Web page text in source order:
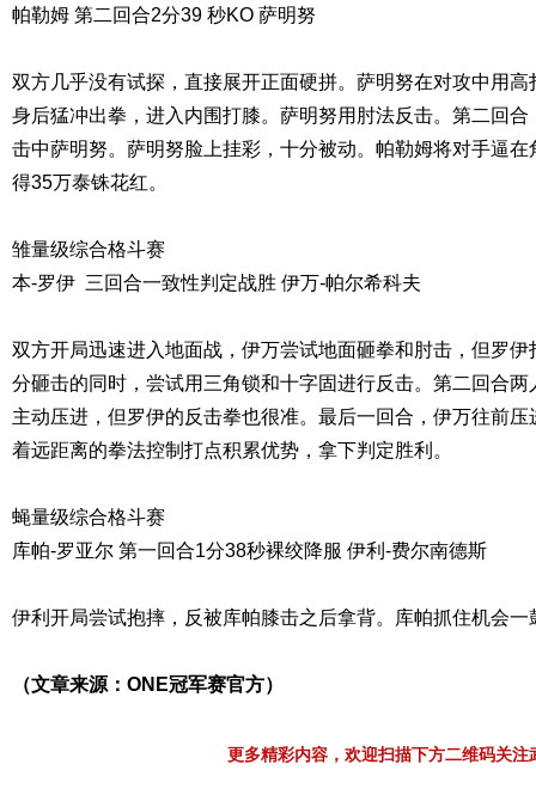
帕勒姆 第二回合2分39 秒KO 萨明努
双方几乎没有试探，直接展开正面硬拼。萨明努在对攻中用
身后猛冲出拳，进入内围打膝。萨明努用肘法反击。第二回
击中萨明努。萨明努脸上挂彩，十分被动。帕勒姆将对手逼
得35万泰铢花红。
雏量级综合格斗赛
本-罗伊 三回合一致性判定战胜 伊万-帕尔希科夫
双方开局迅速进入地面战，伊万尝试地面砸拳和肘击，但罗
分砸击的同时，尝试用三角锁和十字固进行反击。第二回合
主动压进，但罗伊的反击拳也很准。最后一回合，伊万往前
着远距离的拳法控制打点积累优势，拿下判定胜利。
蝇量级综合格斗赛
库帕-罗亚尔 第一回合1分38秒裸绞降服 伊利-费尔南德斯
伊利开局尝试抱摔，反被库帕膝击之后拿背。库帕抓住机会
（文章来源：ONE冠军赛官方）
更多精彩内容，欢迎扫描下方二维码关注